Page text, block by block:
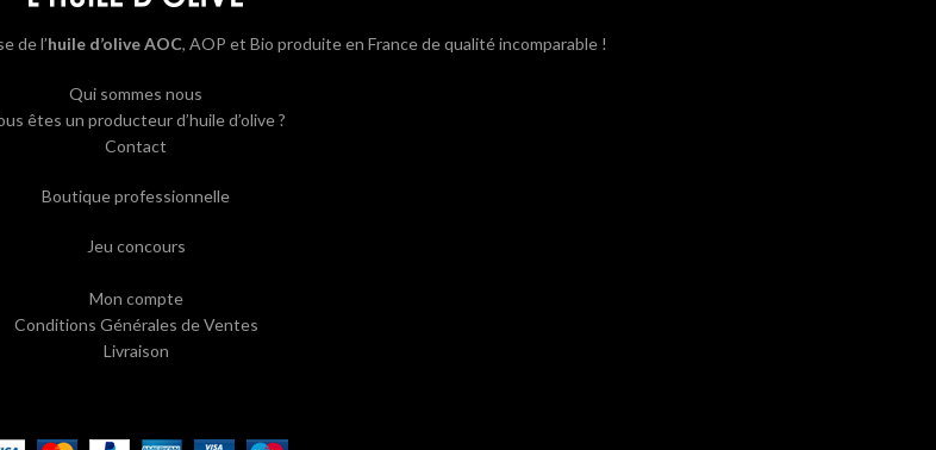
de l’huile d’olive AOC, AOP et Bio produite en France de qualité incomparable !
Qui sommes nous
êtes un producteur d’huile d’olive ?
Contact
Boutique professionnelle
Jeu concours
Mon compte
Conditions Générales de Ventes
Livraison